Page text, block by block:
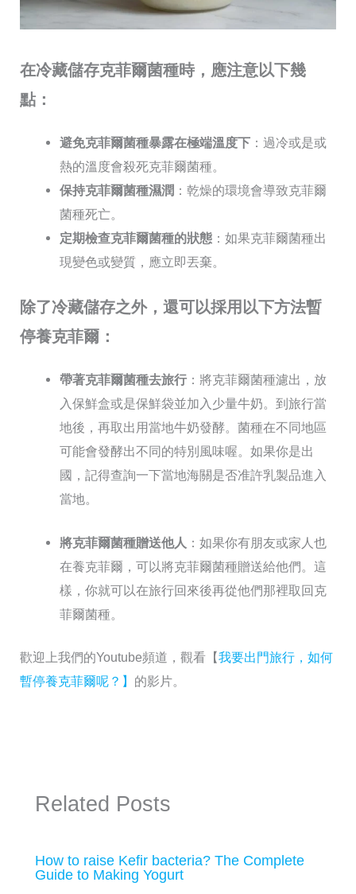
在冷藏儲存克菲爾菌種時，應注意以下幾
點：
避免克菲爾菌種暴露在極端溫度下：過冷或是或
熱的溫度會殺死克菲爾菌種。
保持克菲爾菌種濕潤 ：乾燥的環境會導致克菲爾
菌種死亡。
定期檢查克菲爾菌種的狀態：如果克菲爾菌種出
現變色或變質，應立即丟棄。
除了冷藏儲存之外，還可以採用以下方法暫
停養克菲爾：
帶著克菲爾菌種去旅行：將克菲爾菌種濾出，放
入保鮮盒或是保鮮袋並加入少量牛奶。到旅行當
地後，再取出用當地牛奶發酵。菌種在不同地區
可能會發酵出不同的特別風味喔。如果你是出
國，記得查詢一下當地海關是否准許乳製品進入
當地。
將克菲爾菌種贈送他人 ：如果你有朋友或家人也
在養克菲爾，可以將克菲爾菌種贈送給他們。這
樣，你就可以在旅行回來後再從他們那裡取回克
菲爾菌種。
歡迎上我們的Youtube頻道，觀看【我要出門旅行，如何
暫停養克菲爾呢？】 的影片。
Related Posts
How to raise Kefir bacteria? The Complete
Guide to Making Yogurt